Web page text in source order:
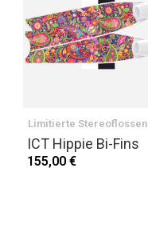
Limitierte Stereoflossen
ICT Hippie Bi-Fins
155,00 €